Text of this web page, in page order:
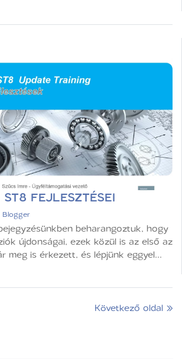
FEJLESZTÉSEI
Blogger
beharangoztuk, hogy
újdonságai, ezek közül is az első az
meg is érkezett, és lépjünk eggyel...
Következő oldal »